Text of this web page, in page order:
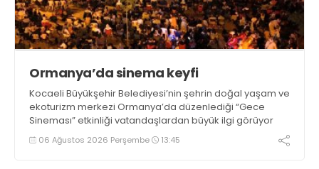
Ormanya’da sinema keyfi
Kocaeli Büyükşehir Belediyesi’nin şehrin doğal yaşam ve
ekoturizm merkezi Ormanya’da düzenlediği “Gece
Sineması” etkinliği vatandaşlardan büyük ilgi görüyor
06 Ağustos 2026 Perşembe 13:45